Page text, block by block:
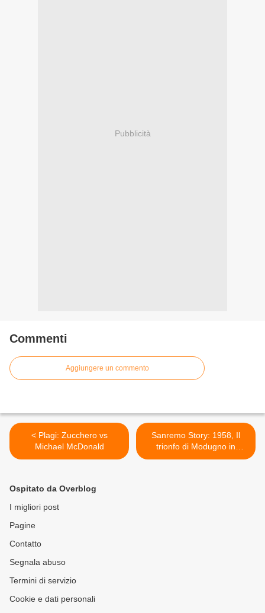
Pubblicità
Commenti
Aggiungere un commento
< Plagi: Zucchero vs
Michael McDonald
Sanremo Story: 1958, Il
trionfo di Modugno in
Eurovisione >
Ospitato da Overblog
I migliori post
Pagine
Contatto
Segnala abuso
Termini di servizio
Cookie e dati personali